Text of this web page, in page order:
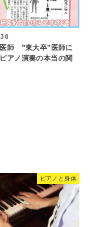
師 ”東大卒”医師に
アノ演奏の本当の関
ピアノと身体